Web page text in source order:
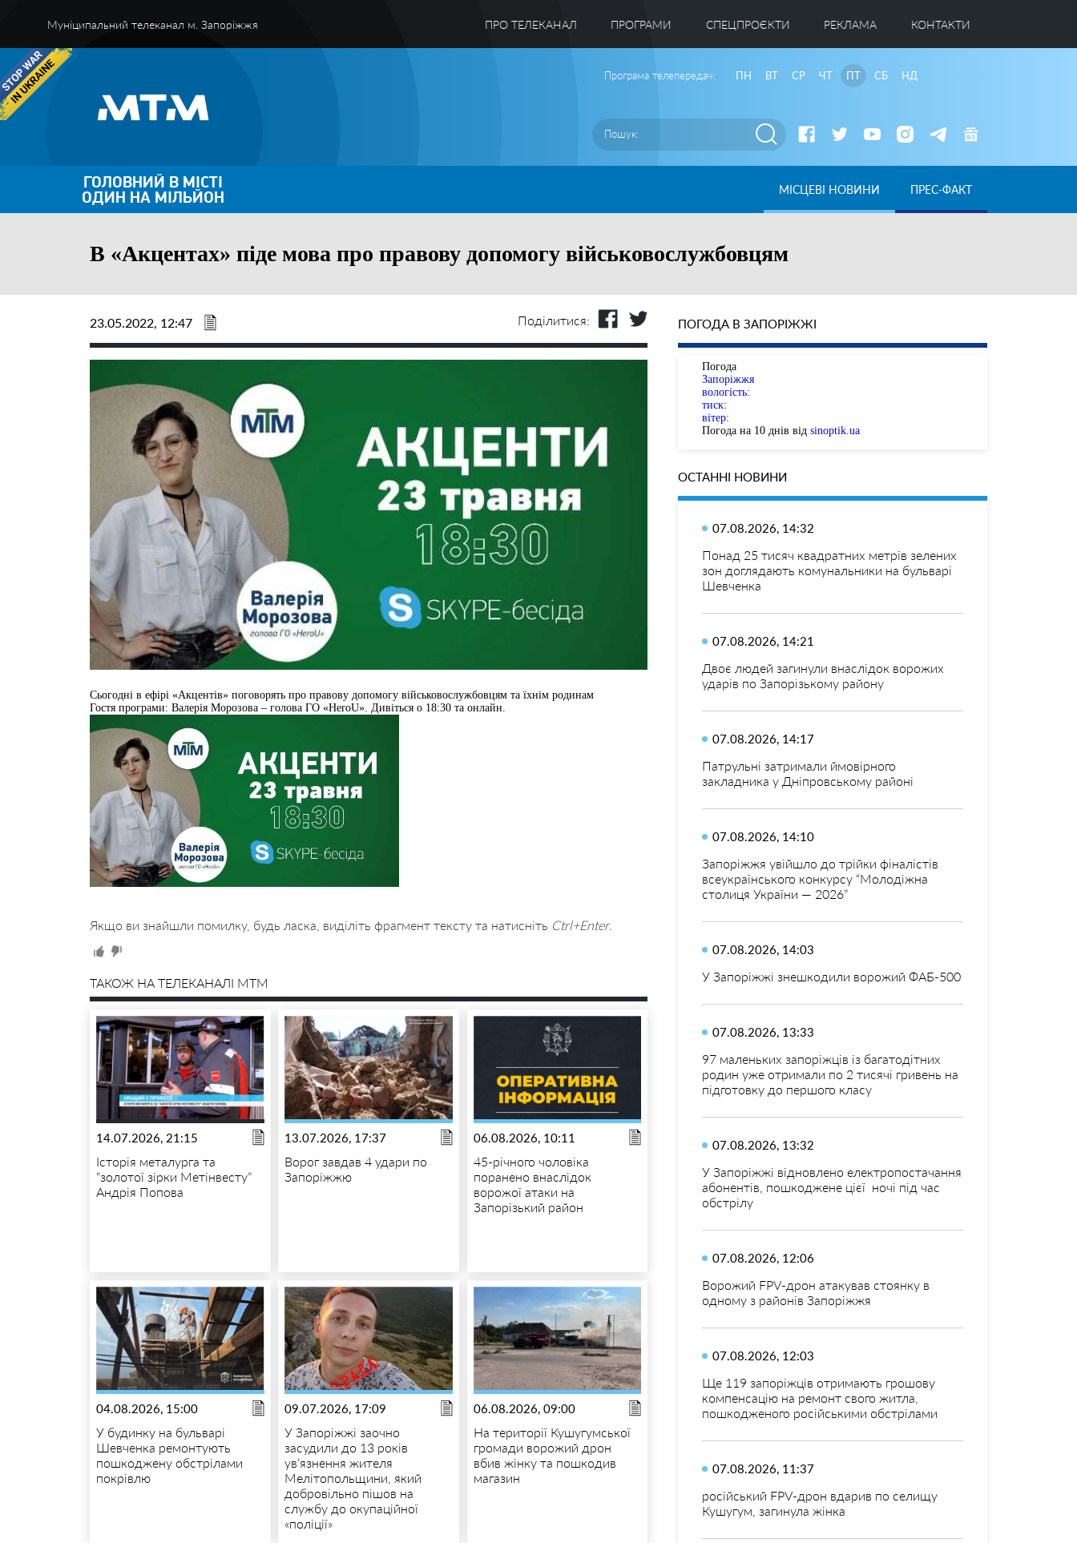
Муніципальний телеканал м. Запоріжжя ПРО ТЕЛЕКАНАЛ ПРОГРАМИ CПЕЦПРОЄКТИ РЕКЛАМА КОНТАКТИ
Програма телепередач: ПН ВТ СР ЧТ ПТ СБ НД
ГОЛОВНИЙ В МІСТІ
ОДИН НА МІЛЬЙОН МІСЦЕВІ НОВИНИ ПРЕС-ФАКТ
В «Акцентах» піде мова про правову допомогу військовослужбовцям
23.05.2022, 12:47 Поділитися:
Сьогодні в ефірі «Акцентів» поговорять про правову допомогу військовослужбовцям та їхнім родинам
Гостя програми: Валерія Морозова – голова ГО «HeroU». Дивіться о 18:30 та онлайн.
Якщо ви знайшли помилку, будь ласка, виділіть фрагмент тексту та натисніть Ctrl+Enter.
ТАКОЖ НА ТЕЛЕКАНАЛІ MTM
14.07.2026, 21:15
Історія металурга та
“золотої зірки Метінвесту”
Андрія Попова
13.07.2026, 17:37
Ворог завдав 4 удари по
Запоріжжю
06.08.2026, 10:11
45-річного чоловіка
поранено внаслідок
ворожої атаки на
Запорізький район
04.08.2026, 15:00
У будинку на бульварі
Шевченка ремонтують
пошкоджену обстрілами
покрівлю
09.07.2026, 17:09
У Запоріжжі заочно
засудили до 13 років
ув’язнення жителя
Мелітопольщини, який
добровільно пішов на
службу до окупаційної
«поліції»
06.08.2026, 09:00
На території Кушугумської
громади ворожий дрон
вбив жінку та пошкодив
магазин
ПОГОДА В ЗАПОРІЖЖІ
Погода
Запоріжжя
вологість:
тиск:
вітер:
Погода на 10 днів від sinoptik.ua
ОСТАННІ НОВИНИ
07.08.2026, 14:32
Понад 25 тисяч квадратних метрів зелених
зон доглядають комунальники на бульварі
Шевченка
07.08.2026, 14:21
Двоє людей загинули внаслідок ворожих
ударів по Запорізькому району
07.08.2026, 14:17
Патрульні затримали ймовірного
закладника у Дніпровському районі
07.08.2026, 14:10
Запоріжжя увійшло до трійки фіналістів
всеукраїнського конкурсу “Молодіжна
столиця України — 2026”
07.08.2026, 14:03
У Запоріжжі знешкодили ворожий ФАБ-500
07.08.2026, 13:33
97 маленьких запоріжців із багатодітних
родин уже отримали по 2 тисячі гривень на
підготовку до першого класу
07.08.2026, 13:32
У Запоріжжі відновлено електропостачання
абонентів, пошкоджене цієї ночі під час
обстрілу
07.08.2026, 12:06
Ворожий FPV-дрон атакував стоянку в
одному з районів Запоріжжя
07.08.2026, 12:03
Ще 119 запоріжців отримають грошову
компенсацію на ремонт свого житла,
пошкодженого російськими обстрілами
07.08.2026, 11:37
російський FPV-дрон вдарив по селищу
Кушугум, загинула жінка